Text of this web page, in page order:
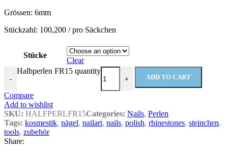
Grössen: 6mm
Stückzahl: 100,200 / pro Säckchen
Stücke
Clear
-
Halbperlen FR15 quantity
+ ADD TO CART
Compare
Add to wishlist
SKU: HALFPERLFR15Categories: Nails, Perlen
Tags: kosmestik, nägel, nailart, nails, polish, rhinestones, steinchen,
tools, zubehör
Share: